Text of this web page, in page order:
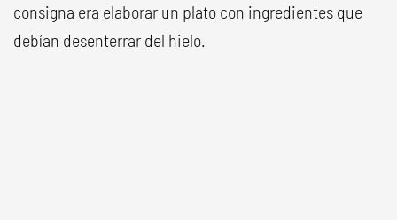
consigna era elaborar un plato con ingredientes que
debían desenterrar del hielo.